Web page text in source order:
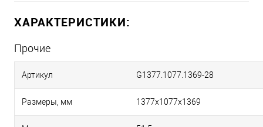
ХАРАКТЕРИСТИКИ:
Прочие
Артикул G1377.1077.1369-28
Размеры, мм 1377х1077х1369